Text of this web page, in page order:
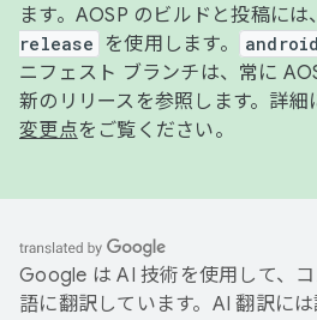
ます。AOSP のビルドと投稿には、
release
を使用します。
ニフェスト ブランチは、常に
新のリリースを参照します。詳細
変更点をご覧ください。
Google は AI 技術を使用して、
語に翻訳しています。AI 翻訳に